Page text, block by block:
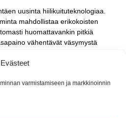
Evästeet
varmistamiseen ja markkinoinnin
uusinta hiilikuituteknologiaa.
mahdollistaa erikokoisten
huomattavankin pitkiä
vähentävät väsymystä
vieheet lentävät. Ja kun
vihaisimmankin taimenen
suorituskyvyn salaisuus on